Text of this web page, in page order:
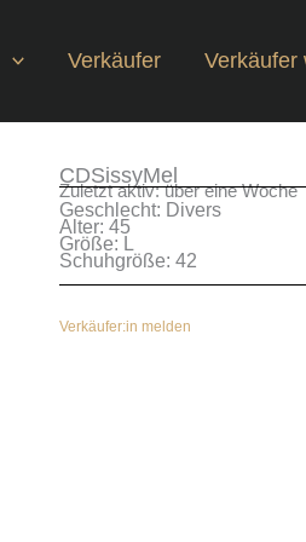
Verkäufer Verkäufer
CDSissyMel
Zuletzt aktiv: über eine Woche
Geschlecht: Divers
Alter: 45
Größe: L
Schuhgröße: 42
Verkäufer:in melden